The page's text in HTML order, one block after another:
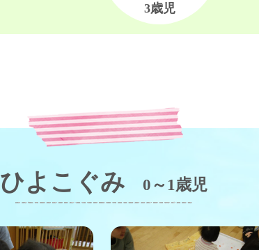
3歳児
ひよこぐみ 0～1歳児